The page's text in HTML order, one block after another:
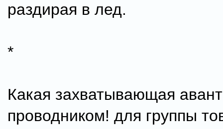
раздирая в лед.
*
Какая захватывающая
проводником! для группы